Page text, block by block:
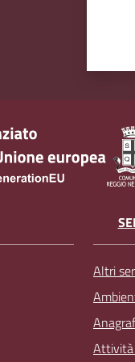
Altri
Attività